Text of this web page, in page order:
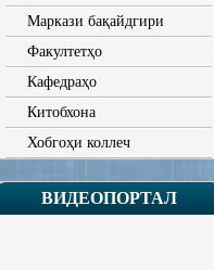
Маркази бақайдгири
Факултетҳо
Кафедраҳо
Китобхона
Хобгоҳи коллеч
ВИДЕОПОРТАЛ